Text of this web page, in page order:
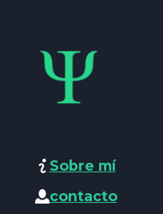
Sobre mí
contacto